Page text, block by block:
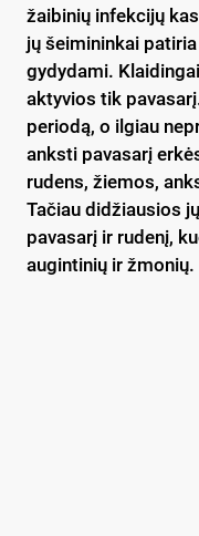
žaibinių infekcijų
jų šeimininkai
gydydami.
aktyvios tik
periodą, o ilgiau
anksti pavasarį
rudens, žiemos,
Tačiau didžiausios
pavasarį ir rudenį,
augintinių ir žmonių.